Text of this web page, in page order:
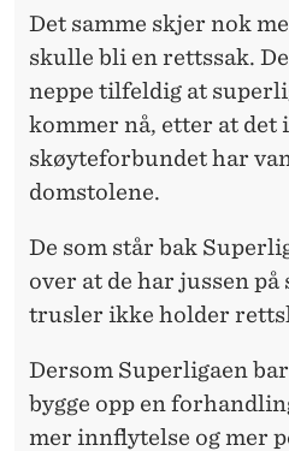
Det samme skjer nok
skulle bli en rettssak.
neppe tilfeldig at
kommer nå, etter at det
skøyteforbundet har
domstolene.
De som står bak
over at de har jussen på
trusler ikke holder
Dersom Superligaen
bygge opp en
mer innflytelse og mer